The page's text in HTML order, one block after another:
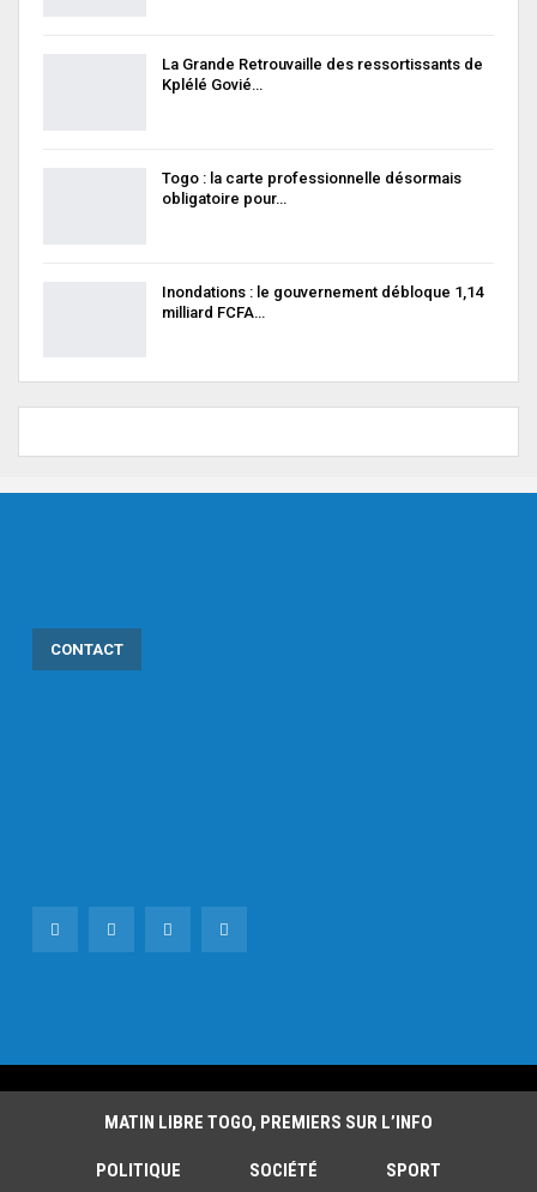
La Grande Retrouvaille des ressortissants de
Kplélé Govié…
Togo : la carte professionnelle désormais
obligatoire pour…
Inondations : le gouvernement débloque 1,14
milliard FCFA…
CONTACT
MATIN LIBRE TOGO, PREMIERS SUR L’INFO
POLITIQUE SOCIÉTÉ SPORT